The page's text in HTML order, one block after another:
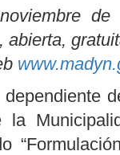
abierta,